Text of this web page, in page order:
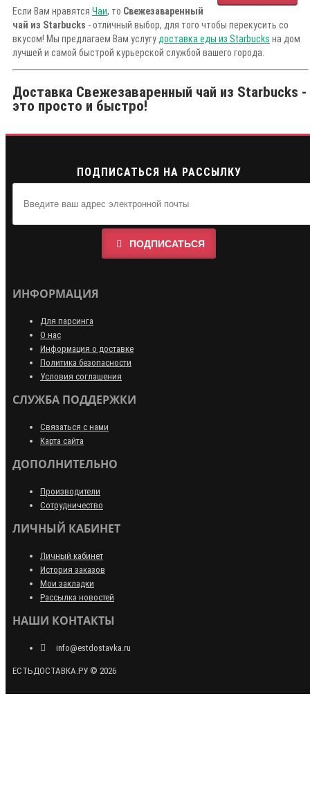
Если Вам нравятся Чаи, то Свежезаваренный
чай из Starbucks - отличный выбор, для того чтобы перекусить со
вкусом! Мы предлагаем Вам услугу доставка еды из Starbucks на дом
лучшей и самой быстрой курьерской службой вашего города.
Доставка Свежезаваренный чай из Starbucks -
это просто и быстро!
ПОДПИСАТЬСЯ НА РАССЫЛКУ
ПОДПИСАТЬСЯ
ИНФОРМАЦИЯ
Для парсинга
О нас
Информация о доставке
Политика безопасности
Условия соглашения
СЛУЖБА ПОДДЕРЖКИ
Связаться с нами
Карта сайта
ДОПОЛНИТЕЛЬНО
Производители
Сотрудничество
ЛИЧНЫЙ КАБИНЕТ
Личный кабинет
История заказов
Мои закладки
Рассылка новостей
НАШИ КОНТАКТЫ
info@estdostavka.ru
ЕСТЬДОСТАВКА.РУ © 2026